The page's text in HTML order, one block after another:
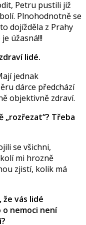
Petru pustili již
Plnohodnotně se
dojížděla z Prahy
úžasná!!!
lidé.
jednak
dárce předchází
objektivně zdraví.
„rozřezat“? Třeba
se všichni,
mi hrozně
zjistí, kolik má
vás lidé
o nemoci není